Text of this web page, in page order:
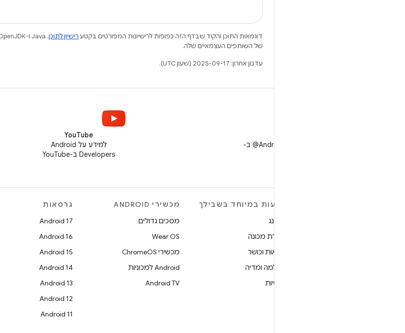
דוגמאות התוכן והקוד שבדף הזה כפופות לרישיונות המפורטים בקטע רישיון לתוכן
של השותפים העצמאיים שלה.
עדכון אחרון: 2025-09-17 (שעון UTC).
למעקב אחר ‎@AndroidDev ב-
YouTube
למידע על Android
Developers ב-YouTube
הצעות במיוחד בשבילך
גיימינג
למידת מכונה
בריאות וכושר
מצלמה ומדיה
פרטיות
מכשירי ANDROID
מסכים גדולים
Wear OS
מכשירי ChromeOS
Android למכוניות
Android TV
גרסאות
Android 17
Android 16
Android 15
Android 14
Android 13
Android 12
Android 11